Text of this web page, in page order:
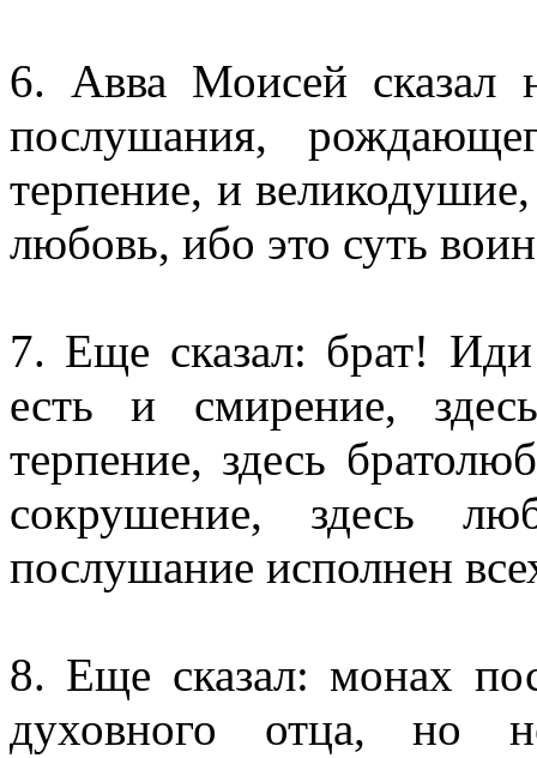
6. Авва Моисей сказал
послушания,
терпение, и
любовь, ибо это суть
7. Еще сказал: брат!
есть и смирение,
терпение, здесь
сокрушение, здесь
послушание исполнен
8. Еще сказал: монах
духовного отца, но